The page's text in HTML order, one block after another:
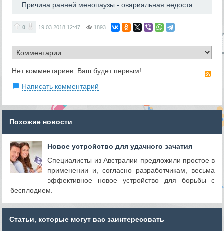
Причина ранней менопаузы - овариальная недостаточность →
0 19.03.2018 12:47 1893
Нет комментариев. Ваш будет первым!
Написать комментарий
Похожие новости
Новое устройство для удачного зачатия
Специалисты из Австралии предложили простое в
применении и, согласно разработчикам, весьма
эффективное новое устройство для борьбы с
бесплодием.
Статьи, которые могут вас заинтересовать